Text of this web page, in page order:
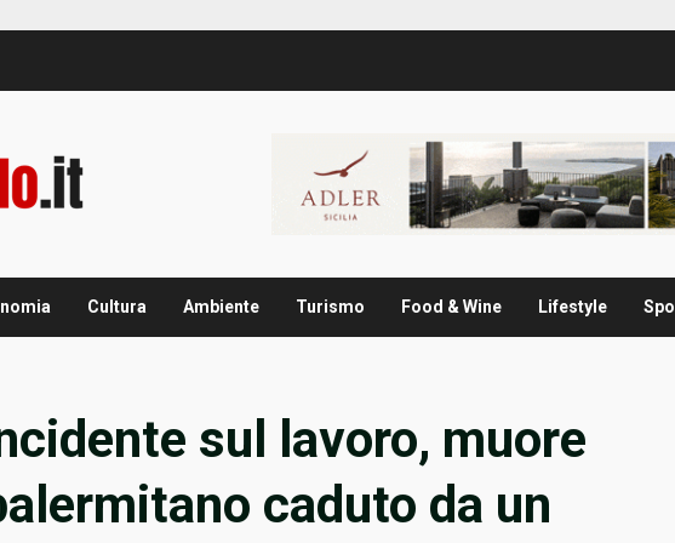
Cultura Ambiente Turismo Food & Wine Lifestyle
sul lavoro, muore
caduto da un